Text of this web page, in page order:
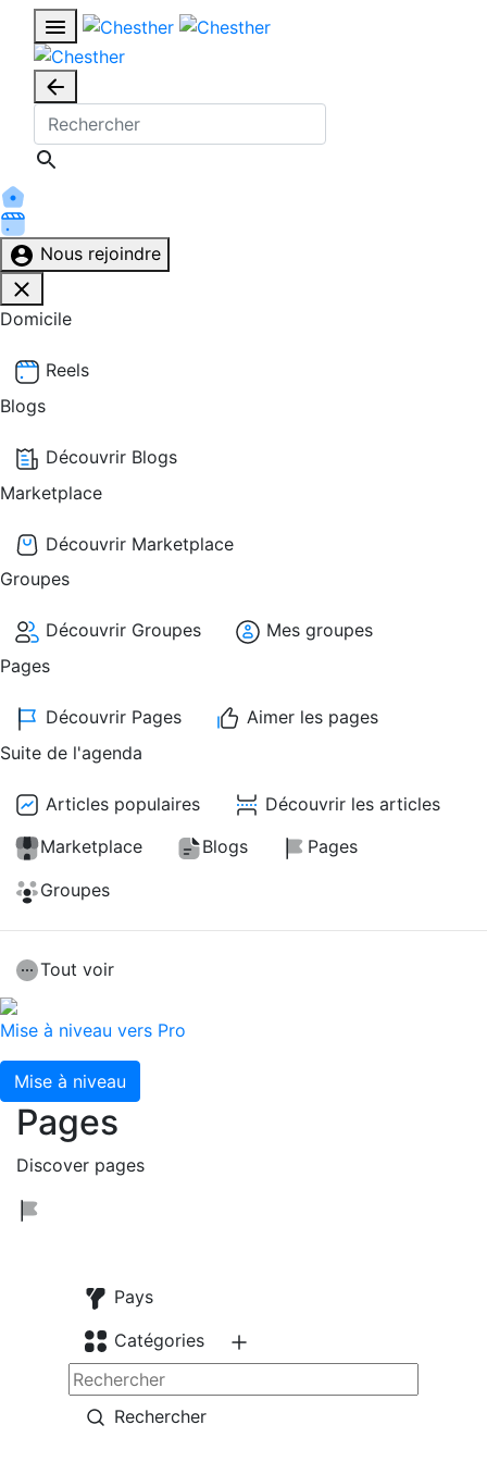
Nous rejoindre
Domicile
Reels
Blogs
Découvrir Blogs
Marketplace
Découvrir Marketplace
Groupes
Découvrir Groupes
Mes groupes
Pages
Découvrir Pages
Aimer les pages
Suite de l'agenda
Articles populaires
Découvrir les articles
Marketplace
Blogs
Pages
Groupes
Tout voir
Mise à niveau vers Pro
Mise à niveau
Pages
Discover pages
Pays
Catégories
Rechercher